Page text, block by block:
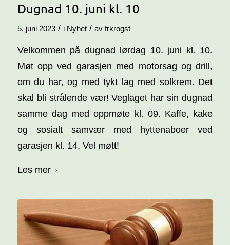
Dugnad 10. juni kl. 10
5. juni 2023 / i Nyhet / av frkrogst
Velkommen på dugnad lørdag 10. juni kl. 10.
Møt opp ved garasjen med motorsag og drill,
om du har, og med tykt lag med solkrem. Det
skal bli strålende vær! Veglaget har sin dugnad
samme dag med oppmøte kl. 09. Kaffe, kake
og sosialt samvær med hyttenaboer ved
garasjen kl. 14. Vel møtt!
Les mer